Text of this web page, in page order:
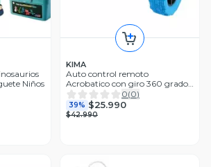
Niños
KIMA
Auto control remoto
Acrobatico con giro 360 grados
Azul
0(0)
39% $25.990
$42.990